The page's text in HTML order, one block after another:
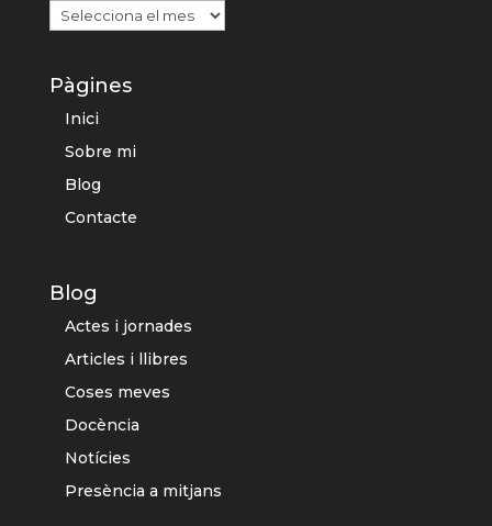
Pàgines
Inici
Sobre mi
Blog
Contacte
Blog
Actes i jornades
Articles i llibres
Coses meves
Docència
Notícies
Presència a mitjans